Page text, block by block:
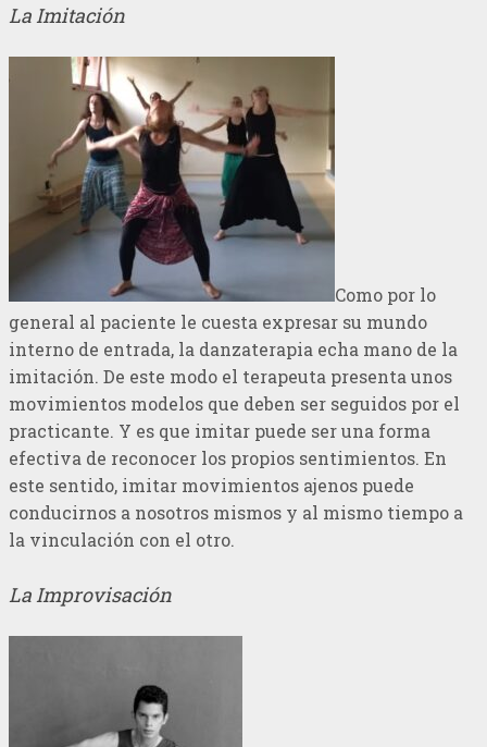
La Imitación
Como por lo
general al paciente le cuesta expresar su mundo
interno de entrada, la danzaterapia echa mano de la
imitación. De este modo el terapeuta presenta unos
movimientos modelos que deben ser seguidos por el
practicante. Y es que imitar puede ser una forma
efectiva de reconocer los propios sentimientos. En
este sentido, imitar movimientos ajenos puede
conducirnos a nosotros mismos y al mismo tiempo a
la vinculación con el otro.
La Improvisación